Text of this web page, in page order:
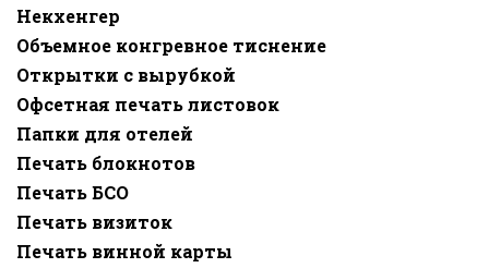
Некхенгер
Объемное конгревное тиснение
Открытки с вырубкой
Офсетная печать листовок
Папки для отелей
Печать блокнотов
Печать БСО
Печать визиток
Печать винной карты